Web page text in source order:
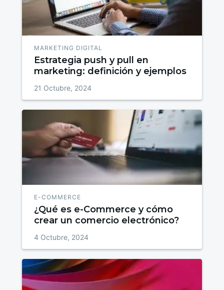
MARKETING DIGITAL
Estrategia push y pull en
marketing: definición y ejemplos
21 Octubre, 2024
E-COMMERCE
¿Qué es e-Commerce y cómo
crear un comercio electrónico?
4 Octubre, 2024